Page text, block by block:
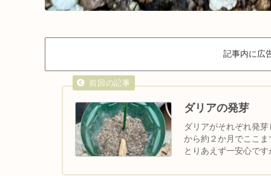
記事内に広
ダリアの発芽
ダリアがそれぞれ発
から約２か月でここ
とりあえず一安心で